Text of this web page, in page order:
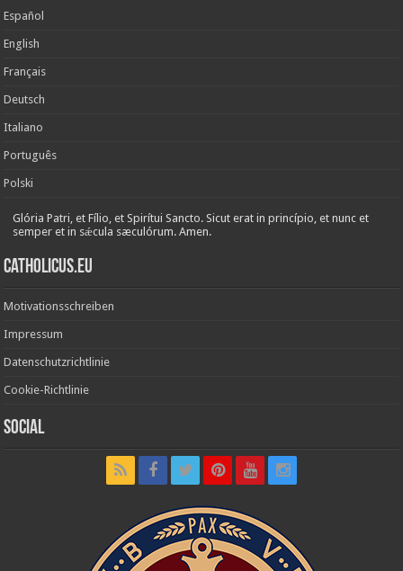
Español
English
Français
Deutsch
Italiano
Português
Polski
Glória Patri, et Fílio, et Spirítui Sancto. Sicut erat in princípio, et nunc et
semper et in sǽcula sæculórum. Amen.
Catholicus.eu
Motivationsschreiben
Impressum
Datenschutzrichtlinie
Cookie-Richtlinie
Social